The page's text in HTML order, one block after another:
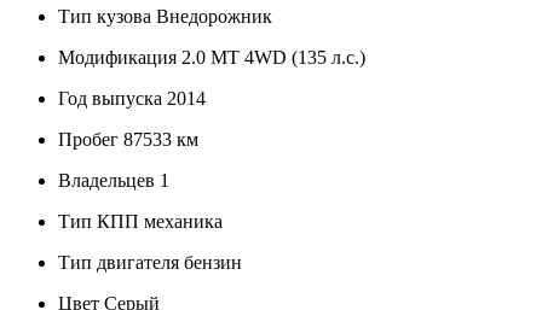
Тип кузова Внедорожник
Модификация 2.0 MT 4WD (135 л.с.)
Год выпуска 2014
Пробег 87533 км
Владельцев 1
Тип КПП механика
Тип двигателя бензин
Цвет Серый